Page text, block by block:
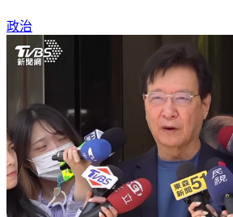
政治